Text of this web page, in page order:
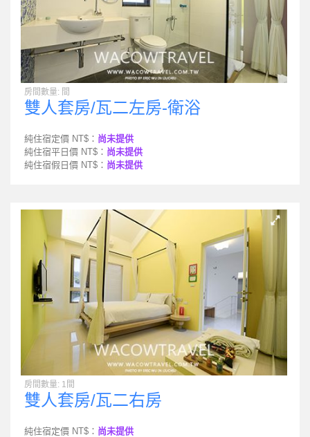
房間數量: 間
雙人套房/瓦二左房-衛浴
純住宿定價 NT$： 尚未提供
純住宿平日價 NT$： 尚未提供
純住宿假日價 NT$： 尚未提供
房間數量: 1間
雙人套房/瓦二右房
純住宿定價 NT$： 尚未提供